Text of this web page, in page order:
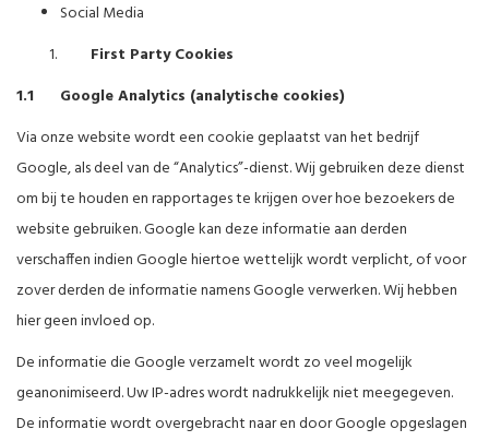
Social Media
First Party Cookies
1.1 Google Analytics (analytische cookies)
Via onze website wordt een cookie geplaatst van het bedrijf
Google, als deel van de “Analytics”-dienst. Wij gebruiken deze dienst
om bij te houden en rapportages te krijgen over hoe bezoekers de
website gebruiken. Google kan deze informatie aan derden
verschaffen indien Google hiertoe wettelijk wordt verplicht, of voor
zover derden de informatie namens Google verwerken. Wij hebben
hier geen invloed op.
De informatie die Google verzamelt wordt zo veel mogelijk
geanonimiseerd. Uw IP-adres wordt nadrukkelijk niet meegegeven.
De informatie wordt overgebracht naar en door Google opgeslagen